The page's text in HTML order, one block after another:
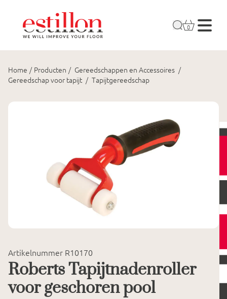
0
Home / Producten / Gereedschappen en Accessoires /
Gereedschap voor tapijt / Tapijtgereedschap
Artikelnummer R10170
Roberts Tapijtnadenroller
voor geschoren pool